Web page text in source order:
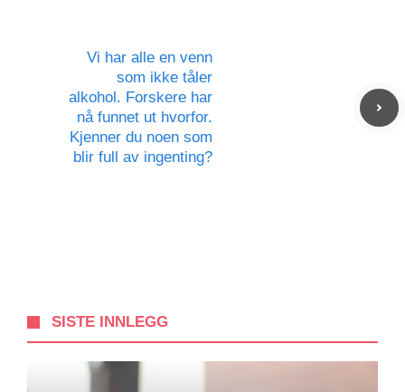
Vi har alle en venn
som ikke tåler
alkohol. Forskere har
nå funnet ut hvorfor.
Kjenner du noen som
blir full av ingenting?
SISTE INNLEGG